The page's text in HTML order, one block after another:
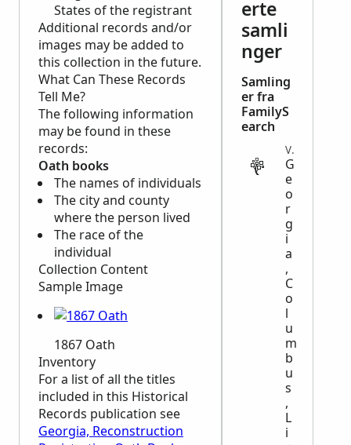
States of the registrant
Additional records and/or
images may be added to
this collection in the future.
What Can These Records
Tell Me?
The following information
may be found in these
records:
Oath books
The names of individuals
The city and county
where the person lived
The race of the
individual
Collection Content
Sample Image
1867 Oath
Inventory
For a list of all the titles
included in this Historical
Records publication see
Georgia, Reconstruction
erte
samli
nger
Samling
er fra
FamilyS
earch
VITAL
G
e
o
r
g
i
a
,
C
o
l
u
m
b
u
s
,
L
i